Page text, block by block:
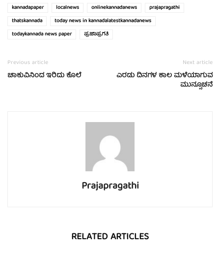
kannadapaper
localnews onlinekannadanews
prajapragathi
thatskannada
today news in kannadalatestkannadanews
todaykannada news paper
ಪ್ರಜಾಪ್ರಗತಿ
Previous article
ಚಾಕುವಿನಿಂದ ಇರಿದು ಕೊಲೆ
Next article
ಎರಡು ದಿನಗಳ ಕಾಲ ಮಳೆಯಾಗುವ
ಮುನ್ಸೂಚನೆ
Prajapragathi
RELATED ARTICLES